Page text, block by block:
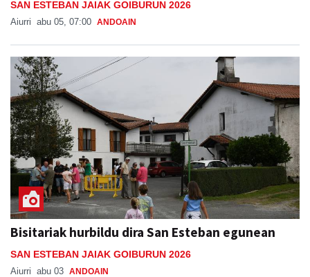
SAN ESTEBAN JAIAK GOIBURUN 2026
Aiurri abu 05, 07:00 ANDOAIN
Bisitariak hurbildu dira San Esteban egunean
SAN ESTEBAN JAIAK GOIBURUN 2026
Aiurri abu 03 ANDOAIN